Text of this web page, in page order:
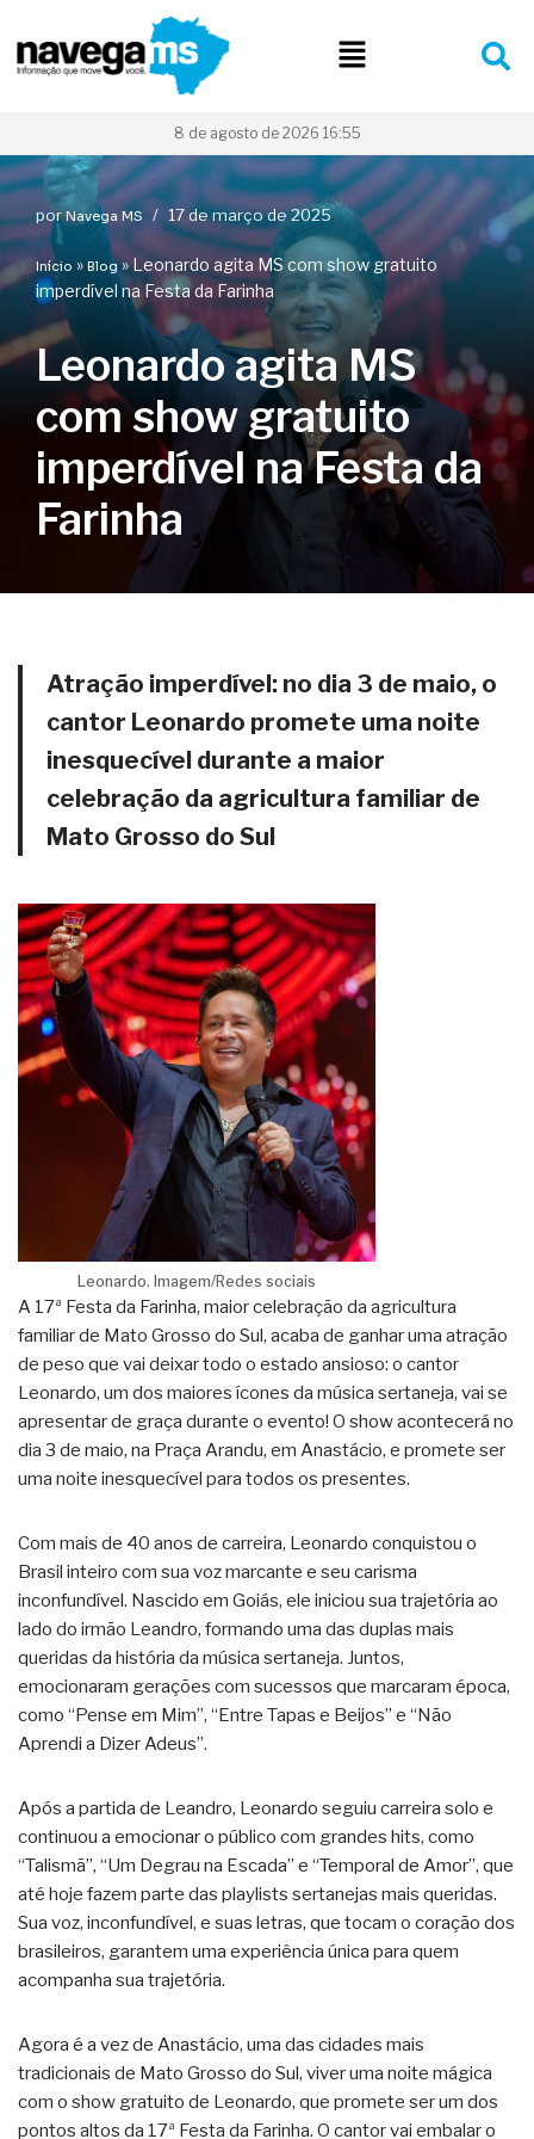
Pular
para
8 de agosto de 2026 16:55
porNavega MS 17 de março de 2025
Início » Blog»Leonardo agita MS com show gratuito
imperdível na Festa da Farinha
Leonardo agita MS
com show gratuito
imperdível na Festa da
Farinha
Atração imperdível: no dia 3 de maio, o
cantor Leonardo promete uma noite
inesquecível durante a maior
celebração da agricultura familiar de
Mato Grosso do Sul
Leonardo. Imagem/Redes sociais
A 17ª Festa da Farinha, maior celebração da agricultura
familiar de Mato Grosso do Sul, acaba de ganhar uma atração
de peso que vai deixar todo o estado ansioso: o cantor
Leonardo, um dos maiores ícones da música sertaneja, vai se
apresentar de graça durante o evento! O show acontecerá no
dia 3 de maio, na Praça Arandu, em Anastácio, e promete ser
uma noite inesquecível para todos os presentes.
Com mais de 40 anos de carreira, Leonardo conquistou o
Brasil inteiro com sua voz marcante e seu carisma
inconfundível. Nascido em Goiás, ele iniciou sua trajetória ao
lado do irmão Leandro, formando uma das duplas mais
queridas da história da música sertaneja. Juntos,
emocionaram gerações com sucessos que marcaram época,
como “Pense em Mim”, “Entre Tapas e Beijos” e “Não
Aprendi a Dizer Adeus”.
Após a partida de Leandro, Leonardo seguiu carreira solo e
continuou a emocionar o público com grandes hits, como
“Talismã”, “Um Degrau na Escada” e “Temporal de Amor”, que
até hoje fazem parte das playlists sertanejas mais queridas.
Sua voz, inconfundível, e suas letras, que tocam o coração dos
brasileiros, garantem uma experiência única para quem
acompanha sua trajetória.
Agora é a vez de Anastácio, uma das cidades mais
tradicionais de Mato Grosso do Sul, viver uma noite mágica
com o show gratuito de Leonardo, que promete ser um dos
pontos altos da 17ª Festa da Farinha. O cantor vai embalar o